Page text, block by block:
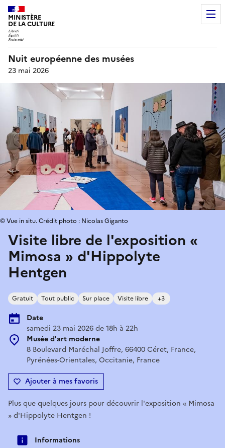
MINISTÈRE
DE LA CULTURE
Nuit européenne des musées
23 mai 2026
Visite libre de l'exposition «
Mimosa » d'Hippolyte
Hentgen
Gratuit Tout public Sur place Visite libre +3
Date
samedi 23 mai 2026 de 18h à 22h
Musée d'art moderne
8 Boulevard Maréchal Joffre, 66400 Céret, France,
Pyrénées-Orientales, Occitanie, France
Ajouter à mes favoris
© Vue in situ. Crédit photo : Nicolas Giganto
Plus que quelques jours pour découvrir l'exposition « Mimosa
» d'Hippolyte Hentgen !
Informations